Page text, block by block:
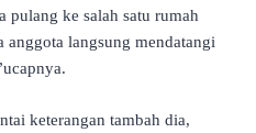
pulang ke salah satu rumah
langsung mendatangi
keterangan tambah dia,